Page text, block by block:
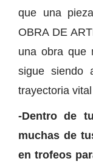
que una
OBRA DE
una obra que
sigue siendo
trayectoria
-Dentro de
muchas de
en trofeos